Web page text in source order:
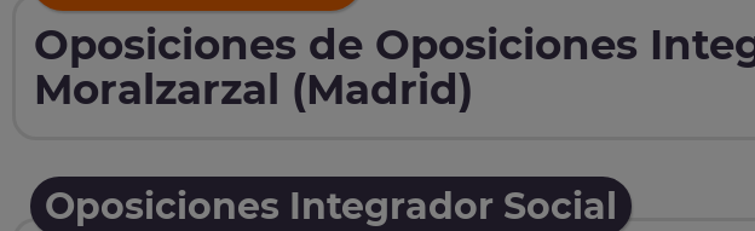
Oposiciones de Oposiciones
Moralzarzal (Madrid)
Oposiciones Integrador Social